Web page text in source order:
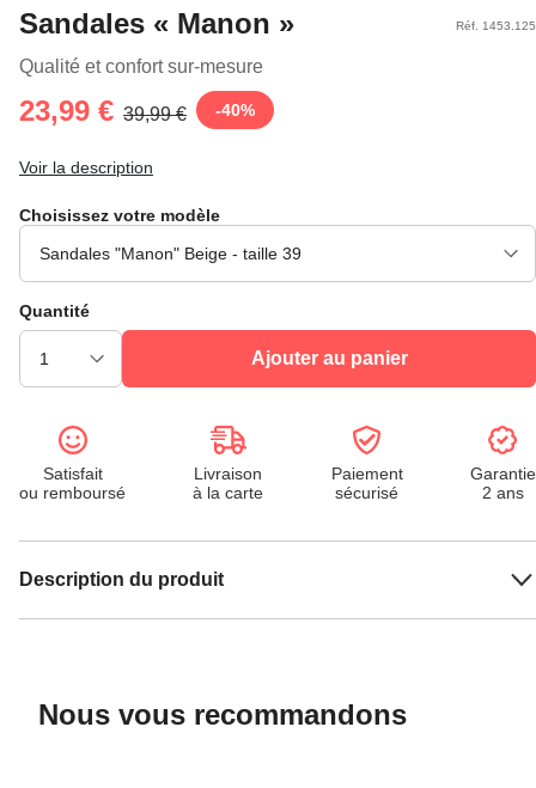
Sandales « Manon »
Qualité et confort sur-mesure
Réf. 1453.125
23,99 € 39,99 € -40%
Voir la description
Choisissez votre modèle
Quantité
Ajouter au panier
Satisfait
ou remboursé
Livraison
à la carte
Paiement
sécurisé
Garantie
2 ans
Description du produit
Nous vous recommandons